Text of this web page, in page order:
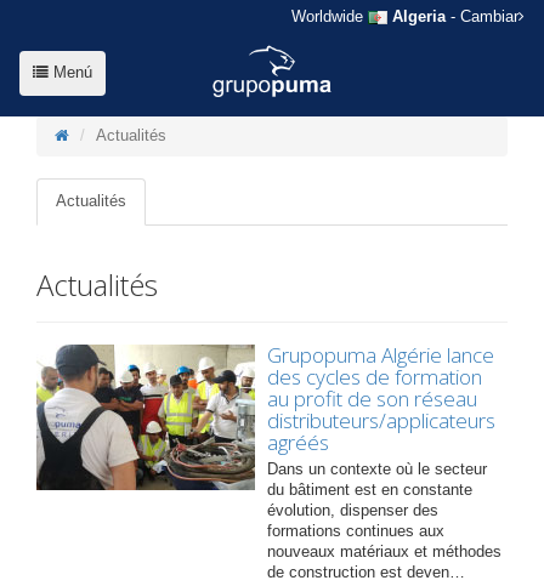
Worldwide Algeria- Cambiar
Menú
Actualités
Actualités
Actualités
Grupopuma Algérie lance
des cycles de formation
au profit de son réseau
distributeurs/applicateurs
agréés
Dans un contexte où le secteur
du bâtiment est en constante
évolution, dispenser des
formations continues aux
nouveaux matériaux et méthodes
de construction est deven…